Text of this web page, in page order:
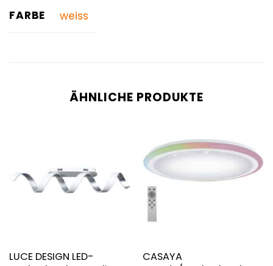
FARBE weiss
ÄHNLICHE PRODUKTE
LUCE DESIGN LED-
CASAYA